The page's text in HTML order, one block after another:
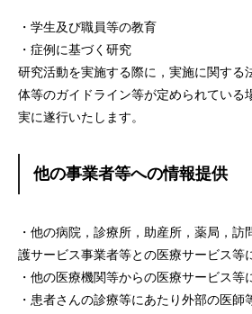
・学生及び職員等の教育
・症例に基づく研究
研究活動を実施する際に，実施に関する
体等のガイドライン等が定められている
実に遂行いたします。
他の事業者等への情報提供
・他の病院，診療所，助産所，薬局，
護サービス事業者等との医療サービス等
・他の医療機関等からの医療サービス
・患者さんの診療等にあたり外部の医師